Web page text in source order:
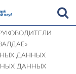
ДАННЫХ
ДАННЫХ